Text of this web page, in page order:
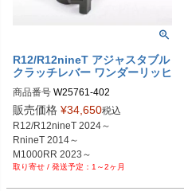
BMW R 1250 RS (2022+)：PRN015
+)：PRN015536-015554-016466-0
16469-016517-016518-017477-18
BMW F 900 XR Sport (2025+)：PRN
015536-015554-016466-016469-01
6517-016518-017477-19
BMW F 900 R (2025+)：PRN01553
6-015554-016466-016469-016517-
016518-017477-20
R12/R12nineT アジャスタブル
クラッチレバー ワンダーリッヒ
商品番号 W25761-402
販売価格 ¥34,650税込
R12/R12nineT 2024～
RnineT 2014～
M1000RR 2023～
S1000R  2021～
1～2ヶ月